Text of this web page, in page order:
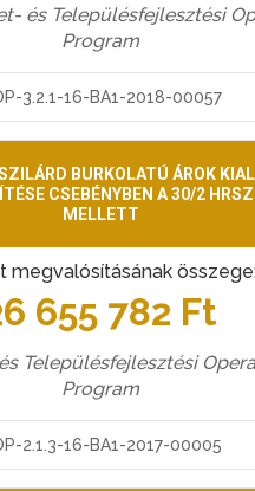
és Településfejlesztési
Program
3.2.1-16-BA1-2018-00057
BURKOLATÚ ÁROK
CSEBÉNYBEN A 30/2
MELLETT
megvalósításának
655 782 Ft
Településfejlesztési
Program
2.1.3-16-BA1-2017-00005